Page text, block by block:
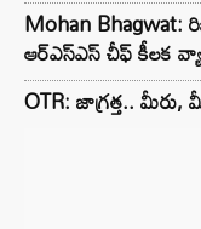
Mohan Bhagwat:
ఆర్ఎస్ఎస్ చీఫ్ కీలక
OTR: జాగ్రత్త.. మీరు,